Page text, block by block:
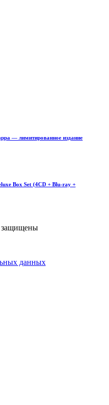
— лимитированное издание
Box Set (4CD + Blu-ray +
защищены
данных